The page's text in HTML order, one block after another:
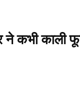
ने कभी काली